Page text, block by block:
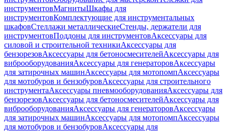
инструментовМагнитыШкафы для
инструментовКомплектующие для инструментальных
шкафовСтеллажи металлическиеСтенды, держатели для
инструментовПоддоны для инструментовАксессуары для
силовой и строительной техникиАксессуары для
бензорезовАксессуары для бетоносмесителейАксессуары для
виброоборудованияАксессуары для генераторовАксессуары
для затирочных машинАксессуары для мотопомпАксессуары
для мотобуров и бензобуровАксессуары для строительного
инструментаАксессуары пневмооборудованияАксессуары для
бензорезовАксессуары для бетоносмесителейАксессуары для
виброоборудованияАксессуары для генераторовАксессуары
для затирочных машинАксессуары для мотопомпАксессуары
для мотобуров и бензобуровАксессуары для